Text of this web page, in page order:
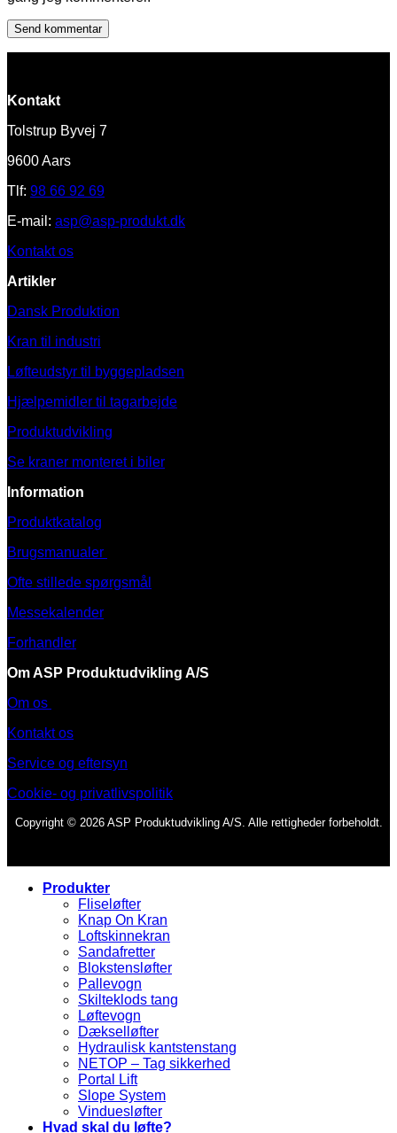
Kontakt
Tolstrup Byvej 7
9600 Aars
Tlf: 98 66 92 69
E-mail: asp@asp-produkt.dk
Kontakt os
Artikler
Dansk Produktion
Kran til industri
Løfteudstyr til byggepladsen
Hjælpemidler til tagarbejde
Produktudvikling
Se kraner monteret i biler
Information
Produktkatalog
Brugsmanualer
Ofte stillede spørgsmål
Messekalender
Forhandler
Om ASP Produktudvikling A/S
Om os
Kontakt os
Service og eftersyn
Cookie- og privatlivspolitik
Copyright © 2026 ASP Produktudvikling A/S. Alle rettigheder forbeholdt.
Produkter
Fliseløfter
Knap On Kran
Loftskinnekran
Sandafretter
Blokstensløfter
Pallevogn
Skilteklods tang
Løftevogn
Dækselløfter
Hydraulisk kantstenstang
NETOP – Tag sikkerhed
Portal Lift
Slope System
Vinduesløfter
Hvad skal du løfte?